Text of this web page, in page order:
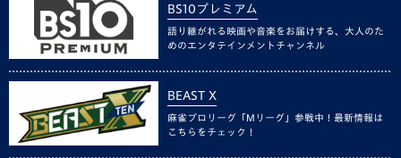
BS10プレミアム
語り継がれる映画や音楽をお届けする、大人のた
めのエンタテインメントチャンネル
BEAST X
麻雀プロリーグ「Mリーグ」参戦中！最新情報は
こちらをチェック！